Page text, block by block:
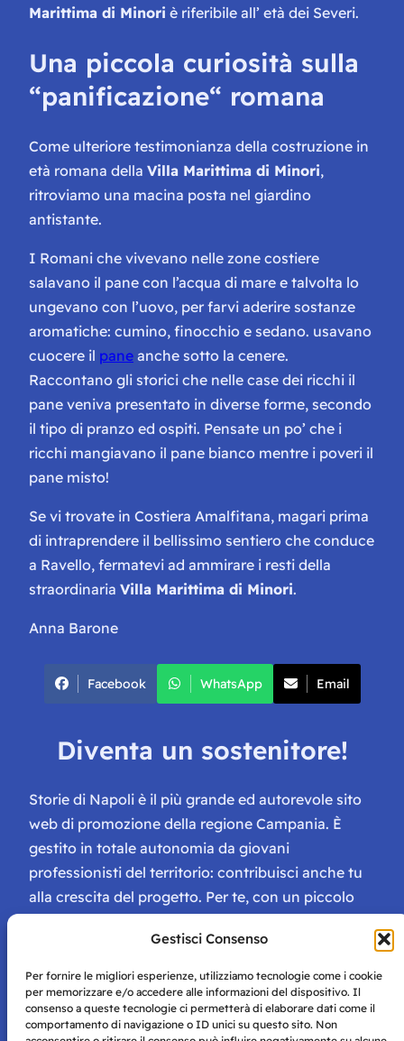
Gestisci Consenso
Per fornire le migliori esperienze, utilizziamo tecnologie come i cookie
per memorizzare e/o accedere alle informazioni del dispositivo. Il
consenso a queste tecnologie ci permetterà di elaborare dati come il
comportamento di navigazione o ID unici su questo sito. Non
Marittima di Minori è riferibile all’ età dei Severi.
Una piccola curiosità sulla
“panificazione“ romana
Come ulteriore testimonianza della costruzione in
età romana della Villa Marittima di Minori,
ritroviamo una macina posta nel giardino
antistante.
I Romani che vivevano nelle zone costiere
salavano il pane con l’acqua di mare e talvolta lo
ungevano con l’uovo, per farvi aderire sostanze
aromatiche: cumino, finocchio e sedano. usavano
cuocere il pane anche sotto la cenere.
Raccontano gli storici che nelle case dei ricchi il
pane veniva presentato in diverse forme, secondo
il tipo di pranzo ed ospiti. Pensate un po’ che i
ricchi mangiavano il pane bianco mentre i poveri il
pane misto!
Se vi trovate in Costiera Amalfitana, magari prima
di intraprendere il bellissimo sentiero che conduce
a Ravello, fermatevi ad ammirare i resti della
straordinaria Villa Marittima di Minori.
Anna Barone
Facebook WhatsApp Email
Diventa un sostenitore!
Storie di Napoli è il più grande ed autorevole sito
web di promozione della regione Campania. È
gestito in totale autonomia da giovani
professionisti del territorio: contribuisci anche tu
alla crescita del progetto. Per te, con un piccolo
tessera di Storie Campane, libri e magazine gratis
e inviti ad eventi esclusivi!